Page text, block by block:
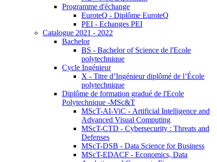
Programme d'échange
EuroteQ - Diplôme EuroteQ
PEI - Echanges PEI
Catalogue 2021 - 2022
Bachelor
BS - Bachelor of Science de l'Ecole
polytechnique
Cycle Ingénieur
X - Titre d’Ingénieur diplômé de l’École
polytechnique
Diplôme de formation gradué de l'Ecole
Polytechnique -MSc&T
MScT-AI-ViC - Artificial Intelligence and
Advanced Visual Computing
MScT-CTD - Cybersecurity : Threats and
Defenses
MScT-DSB - Data Science for Business
MScT-EDACF - Economics, Data